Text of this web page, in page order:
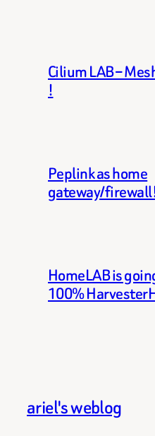
Cilium LAB –
!
Peplink as home
gateway/
HomeLAB is
100%
ariel's weblog